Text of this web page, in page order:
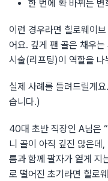
한 번에 확 바뀌는
이런 경우라면 힐로웨이
어요. 깊게 팬 골은 채우
시술(리프팅)이 역할을 나
실제 사례를 들려드릴게
습니다.)
40대 초반 직장인 A님은
니 골이 아직 깊진 않은데
름과 함께 팔자가 옅게 지
로 떨어진 초기라면 힐로